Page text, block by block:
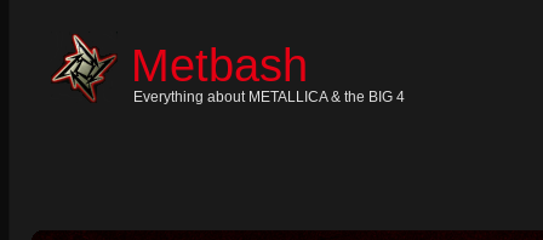
Metbash
Everything about METALLICA & the BIG 4